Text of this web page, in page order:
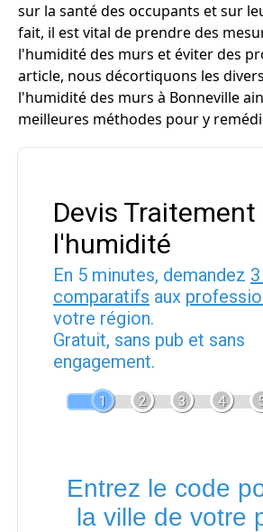
sur la santé des occupants et sur
fait, il est vital de prendre des
l'humidité des murs et éviter des
article, nous décortiquons les
l'humidité des murs à Bonneville
meilleures méthodes pour y
Devis
l'humidité
En 5 minutes, demandez
comparatifs aux
votre région.
Gratuit, sans pub et sans
engagement.
1 2 3 4
Entrez le code
la ville de votre